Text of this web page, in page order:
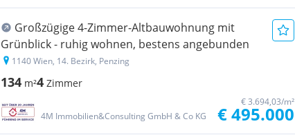
Großzügige 4-Zimmer-Altbauwohnung mit
Grünblick - ruhig wohnen, bestens angebunden
1140 Wien, 14. Bezirk, Penzing
134 m²4 Zimmer
4M Immobilien&Consulting GmbH & Co KG
€ 3.694,03/m²
€ 495.000